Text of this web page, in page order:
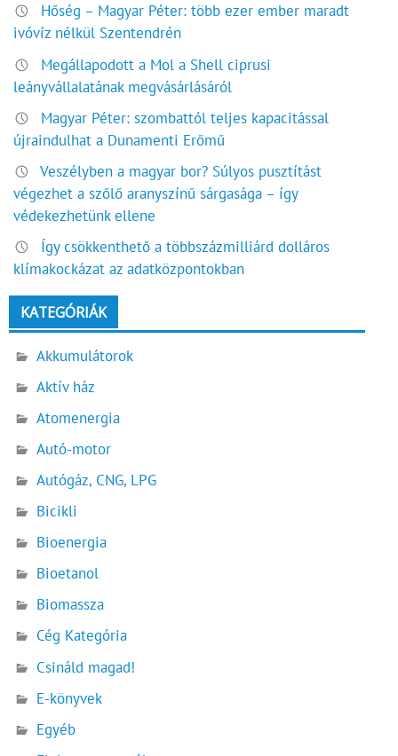
Hőség – Magyar Péter: több ezer ember maradt
ivóvíz nélkül Szentendrén
Megállapodott a Mol a Shell ciprusi
leányvállalatának megvásárlásáról
Magyar Péter: szombattól teljes kapacitással
újraindulhat a Dunamenti Erőmű
Veszélyben a magyar bor? Súlyos pusztítást
végezhet a szőlő aranyszínű sárgasága – így
védekezhetünk ellene
Így csökkenthető a többszázmilliárd dolláros
klímakockázat az adatközpontokban
KATEGÓRIÁK
Akkumulátorok
Aktív ház
Atomenergia
Autó-motor
Autógáz, CNG, LPG
Bicikli
Bioenergia
Bioetanol
Biomassza
Cég Kategória
Csináld magad!
E-könyvek
Egyéb